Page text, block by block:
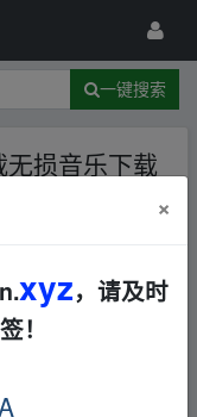
一键搜索
无损音乐下载
车载音...00部
，打开「
×
xyz，请及时
！